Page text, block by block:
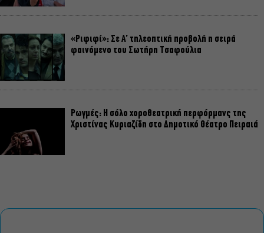
«Ριφιφί»: Σε Α’ τηλεοπτική προβολή η σειρά
φαινόμενο του Σωτήρη Τσαφούλια
Ρωγμές: Η σόλο χοροθεατρική περφόρμανς της
Χριστίνας Κυριαζίδη στο Δημοτικό Θέατρο Πειραιά